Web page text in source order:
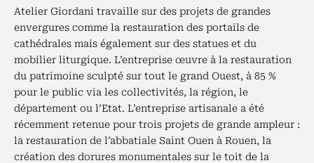
Atelier Giordani travaille sur des projets de grandes
envergures comme la restauration des portails de
cathédrales mais également sur des statues et du
mobilier liturgique. L’entreprise œuvre à la restauration
du patrimoine sculpté sur tout le grand Ouest, à 85 %
pour le public via les collectivités, la région, le
département ou l’Etat. L’entreprise artisanale a été
récemment retenue pour trois projets de grande ampleur :
la restauration de l’abbatiale Saint Ouen à Rouen, la
création des dorures monumentales sur le toit de la